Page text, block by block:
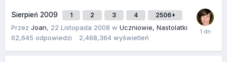
Sierpień 2009 1 2 3 4 2506
Przez Joan, 22 Listopada 2008 w Uczniowie, Nastolatki
62,645 odpowiedzi 2,468,364 wyświetleń